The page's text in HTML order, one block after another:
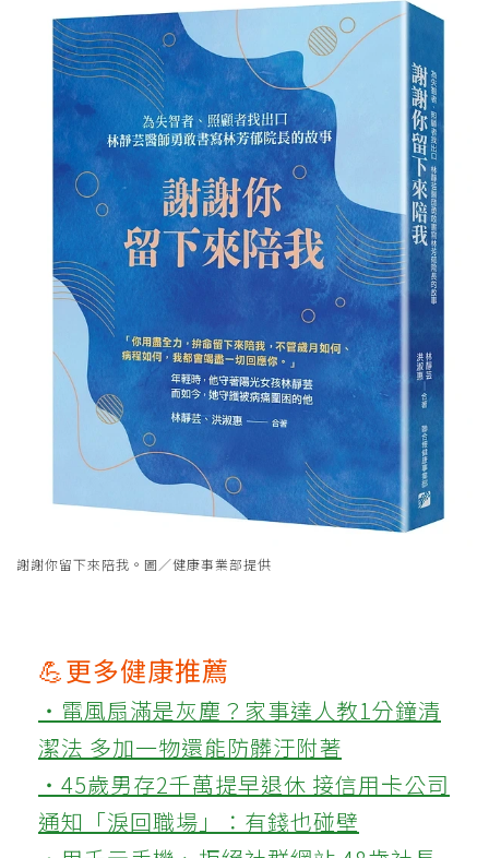
謝謝你留下來陪我。圖／健康事業部提供
💪更多健康推薦
‧電風扇滿是灰塵？家事達人教1分鐘清
潔法 多加一物還能防髒汙附著
‧45歲男存2千萬提早退休 接信用卡公司
通知「淚回職場」：有錢也碰壁